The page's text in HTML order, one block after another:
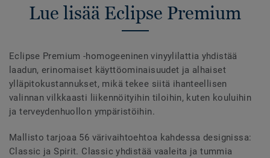
Lue lisää Eclipse Premium
Eclipse Premium -homogeeninen vinyylilattia yhdistää
laadun, erinomaiset käyttöominaisuudet ja alhaiset
ylläpitokustannukset, mikä tekee siitä ihanteellisen
valinnan vilkkaasti liikennöityihin tiloihin, kuten kouluihin
ja terveydenhuollon ympäristöihin.
Mallisto tarjoaa 56 värivaihtoehtoa kahdessa designissa:
Classic ja Spirit. Classic yhdistää vaaleita ja tummia